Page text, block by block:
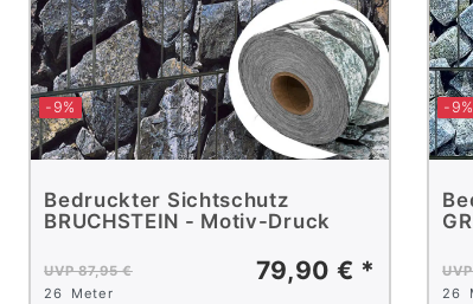
-9%
Bedruckter Sichtschutz
BRUCHSTEIN - Motiv-Druck
UVP 87,95 € 79,90 € *
26 Meter
-9%
26